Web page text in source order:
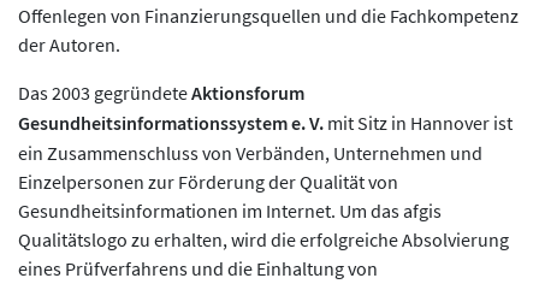
Offenlegen von Finanzierungsquellen und die Fachkompetenz
der Autoren.
Das 2003 gegründeteAktionsforum
Gesundheitsinformationssysteme. V. mit Sitz in Hannover ist
ein Zusammenschluss von Verbänden, Unternehmen und
Einzelpersonen zur Förderung der Qualität von
Gesundheitsinformationen im Internet. Um das afgis
Qualitätslogo zu erhalten, wird die erfolgreiche Absolvierung
eines Prüfverfahrens und die Einhaltung von